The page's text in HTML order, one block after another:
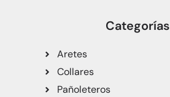
Categorías
Aretes
Collares
Pañoleteros